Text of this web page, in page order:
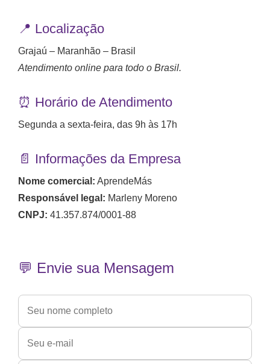
📍 Localização
Grajaú – Maranhão – Brasil
Atendimento online para todo o Brasil.
⏰ Horário de Atendimento
Segunda a sexta-feira, das 9h às 17h
📄 Informações da Empresa
Nome comercial: AprendeMás
Responsável legal: Marleny Moreno
CNPJ: 41.357.874/0001-88
💬 Envie sua Mensagem